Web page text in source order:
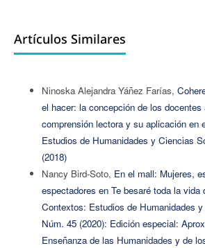
Artículos Similares
Ninoska Alejandra Yáñez Farías,
el hacer: la concepción de los docentes
comprensión lectora y su aplicación en
Estudios de Humanidades y Ciencias
(2018)
Nancy Bird-Soto, En el mall: Mujeres,
espectadores en Te besaré toda la
Contextos: Estudios de Humanidades
Núm. 45 (2020): Edición especial:
Enseñanza de las Humanidades y de